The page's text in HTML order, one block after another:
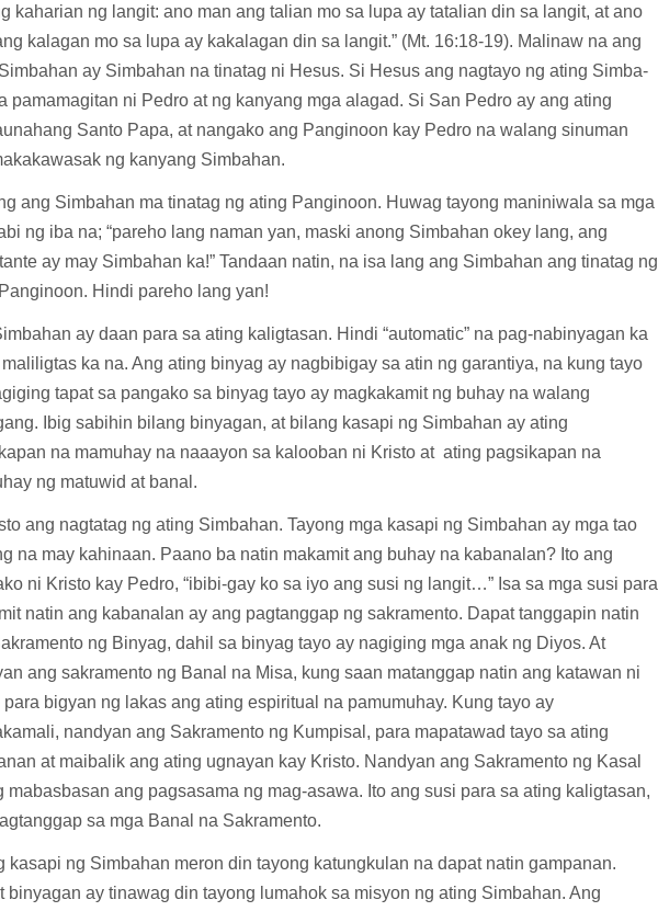
kaharian ng langit: ano man ang talian mo sa lupa ay tatalian din sa langit, at ano
kalagan mo sa lupa ay kakalagan din sa langit.” (Mt. 16:18-19). Malinaw na ang
ay Simbahan na tinatag ni Hesus. Si Hesus ang nagtayo ng ating Simba-
pamamagitan ni Pedro at ng kanyang mga alagad. Si San Pedro ay ang ating
Santo Papa, at nangako ang Panginoon kay Pedro na walang sinuman
ng kanyang Simbahan.
ang Simbahan ma tinatag ng ating Panginoon. Huwag tayong maniniwala sa mga
ng iba na; “pareho lang naman yan, maski anong Simbahan okey lang, ang
ay may Simbahan ka!” Tandaan natin, na isa lang ang Simbahan ang tinatag ng
Hindi pareho lang yan!
ay daan para sa ating kaligtasan. Hindi “automatic” na pag-nabinyagan ka
ka na. Ang ating binyag ay nagbibigay sa atin ng garantiya, na kung tayo
tapat sa pangako sa binyag tayo ay magkakamit ng buhay na walang
Ibig sabihin bilang binyagan, at bilang kasapi ng Simbahan ay ating
na mamuhay na naaayon sa kalooban ni Kristo at ating pagsikapan na
ng matuwid at banal.
ang nagtatag ng ating Simbahan. Tayong mga kasapi ng Simbahan ay mga tao
na may kahinaan. Paano ba natin makamit ang buhay na kabanalan? Ito ang
ni Kristo kay Pedro, “ibibi-gay ko sa iyo ang susi ng langit…” Isa sa mga susi para
natin ang kabanalan ay ang pagtanggap ng sakramento. Dapat tanggapin natin
ng Binyag, dahil sa binyag tayo ay nagiging mga anak ng Diyos. At
ang sakramento ng Banal na Misa, kung saan matanggap natin ang katawan ni
para bigyan ng lakas ang ating espiritual na pamumuhay. Kung tayo ay
nandyan ang Sakramento ng Kumpisal, para mapatawad tayo sa ating
at maibalik ang ating ugnayan kay Kristo. Nandyan ang Sakramento ng Kasal
mabasbasan ang pagsasama ng mag-asawa. Ito ang susi para sa ating kaligtasan,
sa mga Banal na Sakramento.
kasapi ng Simbahan meron din tayong katungkulan na dapat natin gampanan.
binyagan ay tinawag din tayong lumahok sa misyon ng ating Simbahan. Ang